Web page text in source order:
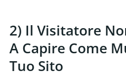
2) Il Visitatore
A Capire Come
Tuo Sito